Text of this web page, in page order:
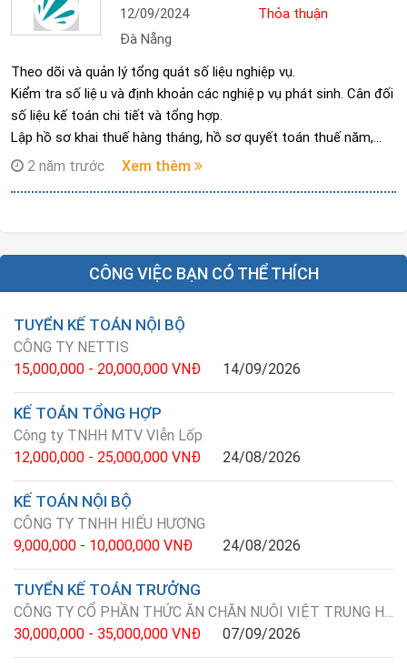
12/09/2024
Thỏa thuận
Đà Nẵng
Theo dõi và quản lý tổng quát số liệu nghiệp vụ.
Kiểm tra số liệu và định khoản các nghiệp vụ phát sinh. Cân đối
số liệu kế toán chi tiết và tổng hợp.
Lập hồ sơ khai thuế hàng tháng, hồ sơ quyết toán thuế năm,
báo cáo tài chính năm theo quy định.
2 năm trước Xem thêm
CÔNG VIỆC BẠN CÓ THỂ THÍCH
TUYỂN KẾ TOÁN NỘI BỘ
CÔNG TY NETTIS
15,000,000 - 20,000,000 VNĐ
14/09/2026
KẾ TOÁN TỔNG HỢP
Công ty TNHH MTV VIễn Lốp
12,000,000 - 25,000,000 VNĐ
24/08/2026
KẾ TOÁN NỘI BỘ
CÔNG TY TNHH HIẾU HƯƠNG
9,000,000 - 10,000,000 VNĐ
24/08/2026
TUYỂN KẾ TOÁN TRƯỞNG
CÔNG TY CỔ PHẦN THỨC ĂN CHĂN NUÔI VIỆT TRUNG HD
30,000,000 - 35,000,000 VNĐ
07/09/2026